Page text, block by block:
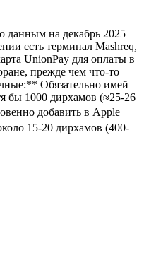
данным на декабрь 2025
есть терминал Mashreq,
UnionPay для оплаты в
прежде чем что-то
Обязательно имей
бы 1000 дирхамов (≈25-26
добавить в Apple
15-20 дирхамов (400-